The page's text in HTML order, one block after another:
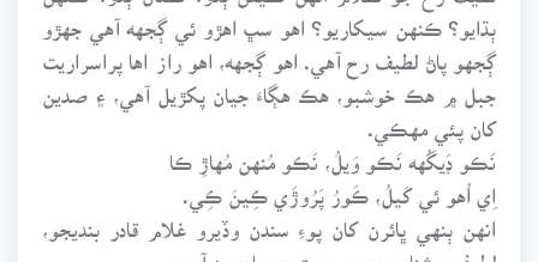
ٻڌايو؟ ڪنهن سيکاريو؟ اهو سڀ اهڙو ئي ڳجهه آهي جهڙو
ڳجهو پاڻ لطيف رح آهي. اهو ڳجهه، اهو راز اها پراسراريت
جبل ۾ هڪ خوشبو، هڪ هڳاءَ جيان پکڙيل آهي، ۽ صدين
کان پئي مهڪي.
نَڪو ڊَيگُهه نَڪو وَيلُ، نَڪو مُنهن مُهاڙِ ڪا
اِي اُهو ئي کَيلُ، ڪَورُ پَرُوڙَي ڪِينَ ڪِي.
انهن ٻنهي ڀائرن کان پوءِ سندن وڏيرو غلام قادر بنديجو،
لطيفرح شناس جي صورت ۾ سامهون آيو.